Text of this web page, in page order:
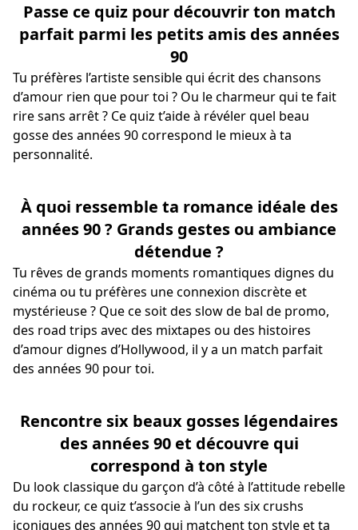
Passe ce quiz pour découvrir ton match
parfait parmi les petits amis des années
90
Tu préfères l’artiste sensible qui écrit des chansons
d’amour rien que pour toi ? Ou le charmeur qui te fait
rire sans arrêt ? Ce quiz t’aide à révéler quel beau
gosse des années 90 correspond le mieux à ta
personnalité.
À quoi ressemble ta romance idéale des
années 90 ? Grands gestes ou ambiance
détendue ?
Tu rêves de grands moments romantiques dignes du
cinéma ou tu préfères une connexion discrète et
mystérieuse ? Que ce soit des slow de bal de promo,
des road trips avec des mixtapes ou des histoires
d’amour dignes d’Hollywood, il y a un match parfait
des années 90 pour toi.
Rencontre six beaux gosses légendaires
des années 90 et découvre qui
correspond à ton style
Du look classique du garçon d’à côté à l’attitude rebelle
du rockeur, ce quiz t’associe à l’un des six crushs
iconiques des années 90 qui matchent ton style et ta